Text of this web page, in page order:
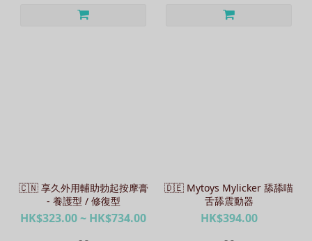
🇨🇳 享久外用輔助勃起按摩膏
- 養護型 / 修復型
HK$323.00 ~ HK$734.00
🇩🇪 Mytoys Mylicker 舔舔喵
舌舔震動器
HK$394.00